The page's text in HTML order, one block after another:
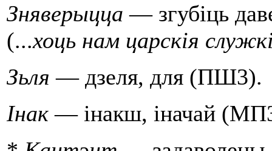
Зняверыцца — згубiць
(...хоць нам цар­скiя
Зьля — дзеля, для (ПШ3).
Iнак— iнакш, iначай